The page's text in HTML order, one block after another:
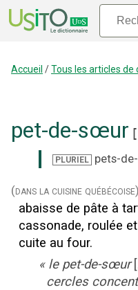
Accueil /Tous les articles de
pet-de-sœur [
PLURIEL pets-
(dans la cuisine québécoise)
abaisse de pâte à
cassonade, roulée
cuite au four.
« le pet-de-sœur
cercles